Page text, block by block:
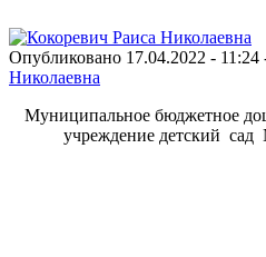
Опубликовано 17.04.2022 - 11:24
Николаевна
Муниципальное бюджетное
учреждение детский сад